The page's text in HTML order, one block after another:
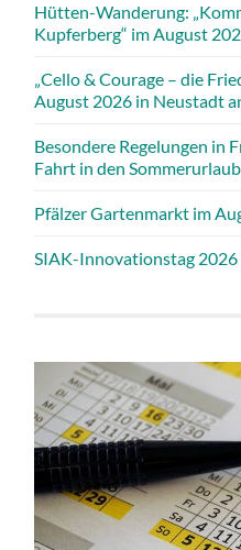
Hütten-Wanderung:
Kupferberg“ im August
„Cello & Courage – die
August 2026 in Neustadt
Besondere Regelungen in
Fahrt in den Sommerurlaub
Pfälzer Gartenmarkt im
SIAK-Innovationstag